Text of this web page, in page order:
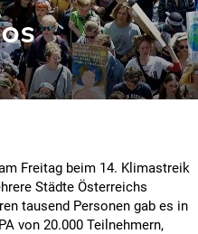
Freitag beim 14. Klimastreik
Städte Österreichs
tausend Personen gab es in
von 20.000 Teilnehmern,